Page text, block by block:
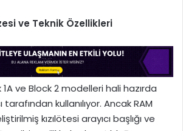
ve Teknik Özellikleri
ve Block 2 modelleri hali hazırda
kullanılıyor. Ancak RAM
kızılötesi arayıcı başlığı ve